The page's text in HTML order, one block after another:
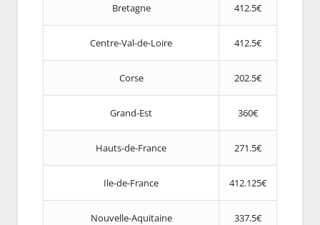
Bretagne 412.5€
Centre-Val-de-Loire 412.5€
Corse 202.5€
Grand-Est 360€
Hauts-de-France 271.5€
Ile-de-France 412.125€
Nouvelle-Aquitaine 337.5€